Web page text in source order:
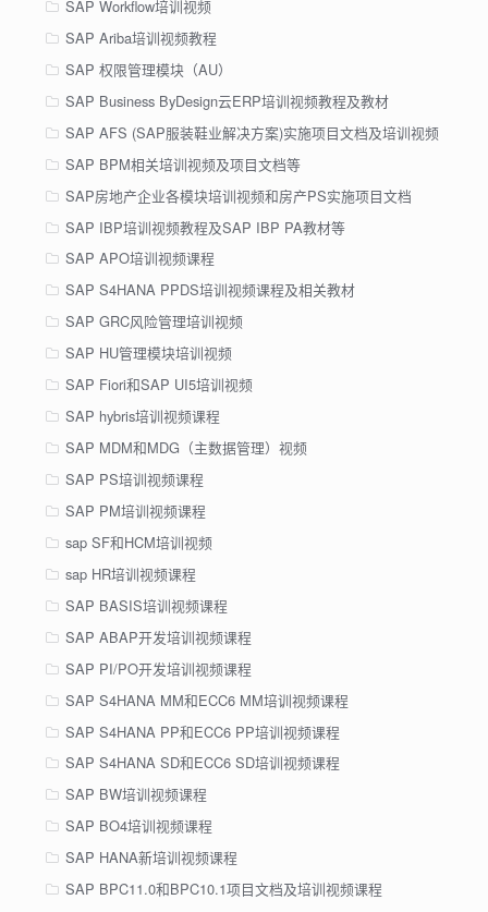
SAP Workflow培训视频
SAP Ariba培训视频教程
SAP 权限管理模块（AU）
SAP Business ByDesign云ERP培训视频教程及教材
SAP AFS (SAP服装鞋业解决方案)实施项目文档及培训视频
SAP BPM相关培训视频及项目文档等
SAP房地产企业各模块培训视频和房产PS实施项目文档
SAP IBP培训视频教程及SAP IBP PA教材等
SAP APO培训视频课程
SAP S4HANA PPDS培训视频课程及相关教材
SAP GRC风险管理培训视频
SAP HU管理模块培训视频
SAP Fiori和SAP UI5培训视频
SAP hybris培训视频课程
SAP MDM和MDG（主数据管理）视频
SAP PS培训视频课程
SAP PM培训视频课程
sap SF和HCM培训视频
sap HR培训视频课程
SAP BASIS培训视频课程
SAP ABAP开发培训视频课程
SAP PI/PO开发培训视频课程
SAP S4HANA MM和ECC6 MM培训视频课程
SAP S4HANA PP和ECC6 PP培训视频课程
SAP S4HANA SD和ECC6 SD培训视频课程
SAP BW培训视频课程
SAP BO4培训视频课程
SAP HANA新培训视频课程
SAP BPC11.0和BPC10.1项目文档及培训视频课程